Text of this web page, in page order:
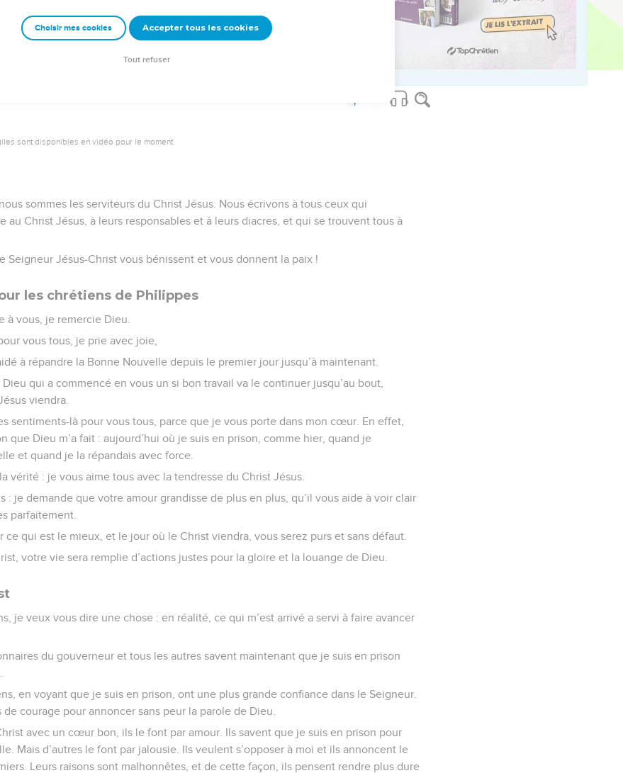
Copyright © 1992, 1999 by Biblica, Inc.® Used by permission. All rights reserved worldwide.
sont disponibles en vidéo pour le moment.
sommes les serviteurs du Christ Jésus. Nous écrivons à tous ceux qui
au Christ Jésus, à leurs responsables et à leurs diacres, et qui se trouvent tous à
Seigneur Jésus-Christ vous bénissent et vous donnent la paix !
les chrétiens de Philippes
à vous, je remercie Dieu.
vous tous, je prie avec joie,
à répandre la Bonne Nouvelle depuis le premier jour jusqu’à maintenant.
Dieu qui a commencé en vous un si bon travail va le continuer jusqu’au bout,
viendra.
sentiments-là pour vous tous, parce que je vous porte dans mon cœur. En effet,
que Dieu m’a fait : aujourd’hui où je suis en prison, comme hier, quand je
et quand je la répandais avec force.
vérité : je vous aime tous avec la tendresse du Christ Jésus.
: je demande que votre amour grandisse de plus en plus, qu’il vous aide à voir clair
parfaitement.
ce qui est le mieux, et le jour où le Christ viendra, vous serez purs et sans défaut.
votre vie sera remplie d’actions justes pour la gloire et la louange de Dieu.
je veux vous dire une chose : en réalité, ce qui m’est arrivé a servi à faire avancer
du gouverneur et tous les autres savent maintenant que je suis en prison
en voyant que je suis en prison, ont une plus grande confiance dans le Seigneur.
courage pour annoncer sans peur la parole de Dieu.
avec un cœur bon, ils le font par amour. Ils savent que je suis en prison pour
Mais d’autres le font par jalousie. Ils veulent s’opposer à moi et ils annoncent le
Leurs raisons sont malhonnêtes, et de cette façon, ils pensent rendre plus dure
Choisir mes cookies Accepter tous les cookies
Tout refuser